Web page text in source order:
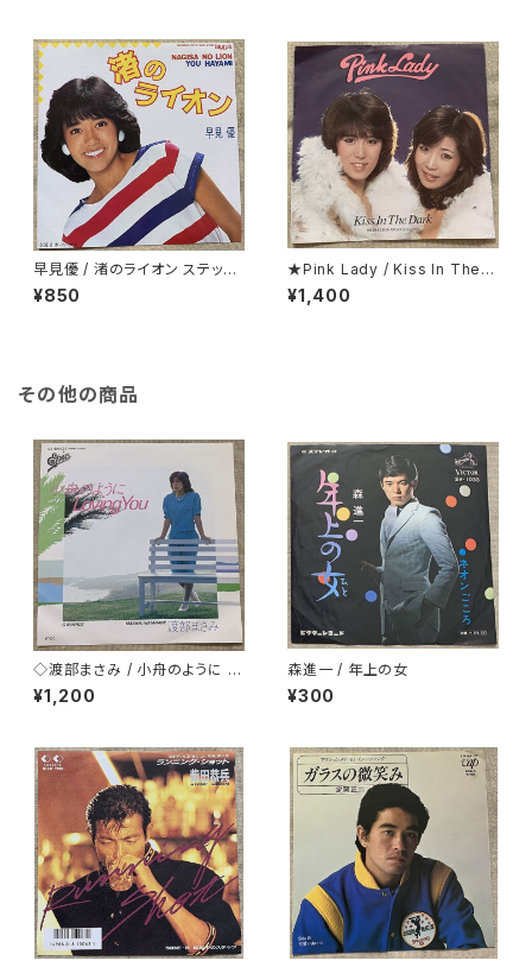
早見優 / 渚のライオン ステッカ
ー・シート付
¥850
★Pink Lady / Kiss In The D
ark 折り返し歌詞カード付
¥1,400
その他の商品
◇渡部まさみ / 小舟のように L
oving You
¥1,200
森進一 / 年上の女
¥300